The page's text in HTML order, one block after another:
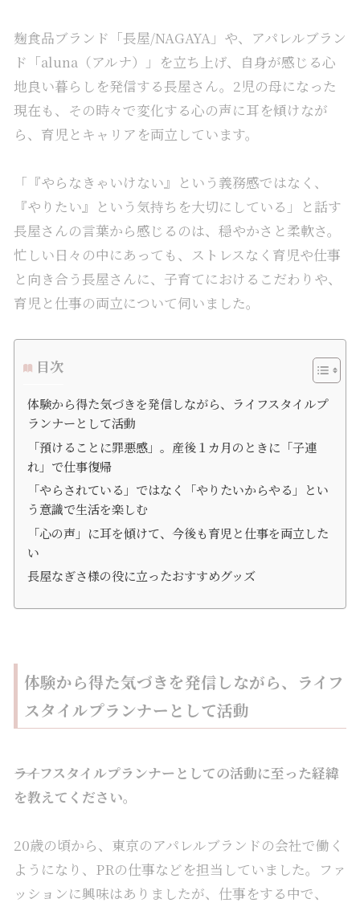
麹食品ブランド「長屋/NAGAYA 」や、アパレルブラン
ド「aluna（アルナ）」を立ち上げ、自身が感じる心
地良い暮らしを発信する長屋さん。2児の母になった
現在も、その時々で変化する心の声に耳を傾けなが
ら、育児とキャリアを両立しています。
「『やらなきゃいけない』という義務感ではなく、
『やりたい』という気持ちを大切にしている」と話す
長屋さんの言葉から感じるのは、穏やかさと柔軟さ。
忙しい日々の中にあっても、ストレスなく育児や仕事
と向き合う長屋さんに、子育てにおけるこだわりや、
育児と仕事の両立について伺いました。
目次
体験から得た気づきを発信しながら、ライフスタイルプ
ランナーとして活動
「預けることに罪悪感」。産後１カ月のときに「子連
れ」で仕事復帰
「やらされている」ではなく「やりたいからやる」とい
う意識で生活を楽しむ
「心の声」に耳を傾けて、今後も育児と仕事を両立した
い
長屋なぎさ様の役に立ったおすすめグッズ
体験から得た気づきを発信しながら、ライフ
スタイルプランナーとして活動
――ライフスタイルプランナーとしての活動に至った経緯
を教えてください。
20歳の頃から、東京のアパレルブランドの会社で働く
ようになり、PRの仕事などを担当していました。ファ
ッションに興味はありましたが、仕事をする中で、